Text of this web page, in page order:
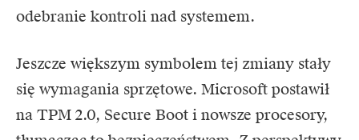
odebranie kontroli nad systemem.
Jeszcze większym symbolem tej zmiany stały
się wymagania sprzętowe. Microsoft postawił
na TPM 2.0, Secure Boot i nowsze procesory,